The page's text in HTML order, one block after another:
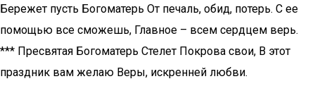
Бережет пусть Богоматерь От печаль, обид, потерь. С ее
помощью все сможешь, Главное – всем сердцем верь.
*** Пресвятая Богоматерь Стелет Покрова свои, В этот
праздник вам желаю Веры, искренней любви.